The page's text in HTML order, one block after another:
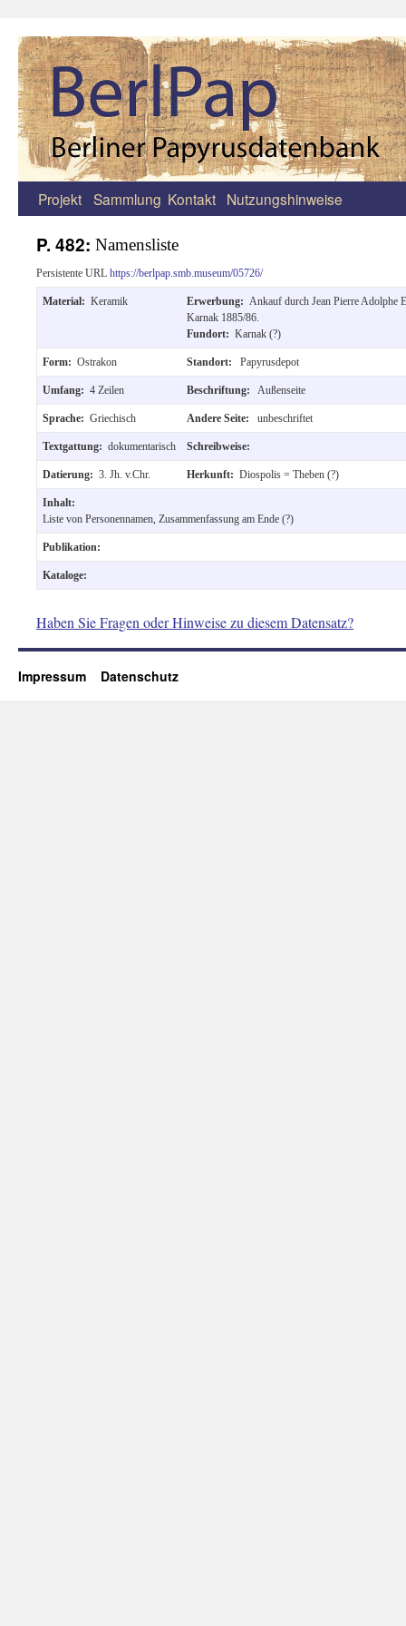
Zum
springen
Projekt Sammlung Kontakt Nutzungshinweise
P. 482: Namensliste
Persistente URL https://berlpap.smb.museum/05726/
Material: Keramik Erwerbung: Ankauf durch Jean Pierre Adolphe
Karnak 1885/86.
Fundort: Karnak (?)
Form: Ostrakon Standort: Papyrusdepot
Umfang: 4 Zeilen Beschriftung: Außenseite
Sprache: Griechisch Andere Seite: unbeschriftet
Textgattung: dokumentarisch Schreibweise:
Datierung: 3. Jh. v.Chr. Herkunft: Diospolis = Theben (?)
Inhalt:
Liste von Personennamen, Zusammenfassung am Ende (?)
Publikation:
Kataloge:
Haben Sie Fragen oder Hinweise zu diesem Datensatz?
Impressum Datenschutz